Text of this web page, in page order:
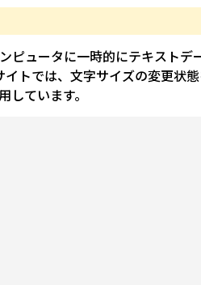
ピュータに一時的にテキストデ
トでは、文字サイズの変更状
ています。